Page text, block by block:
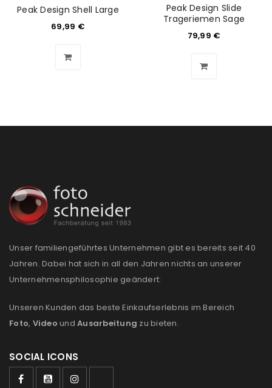
Peak Design Shell Large
69,99 €
Peak Design Slide
Trageriemen Sage
79,99 €
Unser familiengeführtes Unternehmen gibt es bereits seit 40
Jahren. Dabei hat sich in all den Jahren nichts an unserer
Unternehmensphilosophie geändert:
Unseren Kunden das beste Einkaufserlebnis im Bereich
Foto, Video und Ausarbeitung zu bieten.
SOCIAL ICONS